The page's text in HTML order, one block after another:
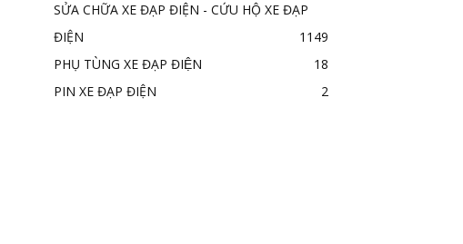
SỬA CHỮA XE ĐẠP ĐIỆN - CỨU HỘ XE ĐẠP
ĐIỆN
1149
PHỤ TÙNG XE ĐẠP ĐIỆN
18
PIN XE ĐẠP ĐIỆN
2